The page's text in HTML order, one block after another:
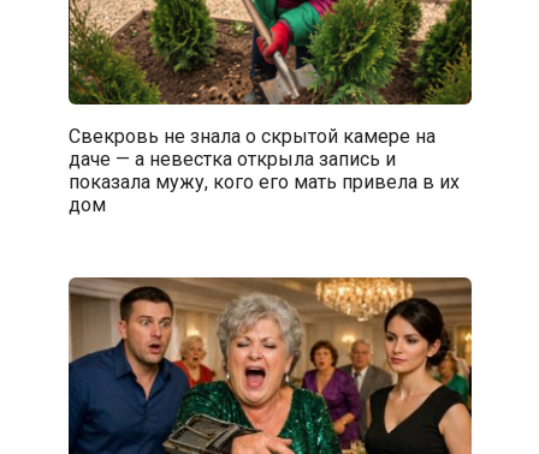
Свекровь не знала о скрытой камере на
даче — а невестка открыла запись и
показала мужу, кого его мать привела в их
дом